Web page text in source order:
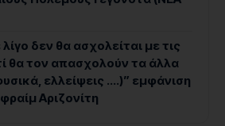
δεν θα ασχολείται με τις
θα τον απασχολούν τα άλλα
ελλείψεις ….)” εμφάνιση
Αριζονίτη